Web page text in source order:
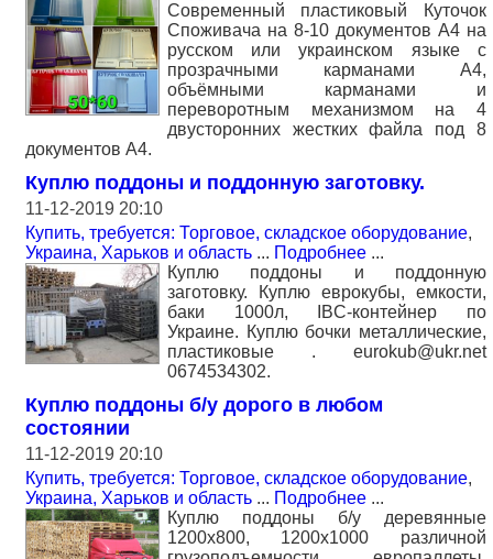
Современный пластиковый Куточок
Споживача на 8-10 документов А4 на
русском или украинском языке с
прозрачными карманами А4,
объёмными карманами и
переворотным механизмом на 4
двусторонних жестких файла под 8
документов А4.
Куплю поддоны и поддонную заготовку.
11-12-2019 20:10
Купить, требуется: Торговое, складское оборудование,
Украина, Харьков и область ... Подробнее ...
Куплю поддоны и поддонную
заготовку. Куплю еврокубы, емкости,
баки 1000л, IBC-контейнер по
Украине. Куплю бочки металлические,
пластиковые . eurokub@ukr.net
0674534302.
Куплю поддоны б/у дорого в любом
состоянии
11-12-2019 20:10
Купить, требуется: Торговое, складское оборудование,
Украина, Харьков и область ... Подробнее ...
Куплю поддоны б/у деревянные
1200х800, 1200х1000 различной